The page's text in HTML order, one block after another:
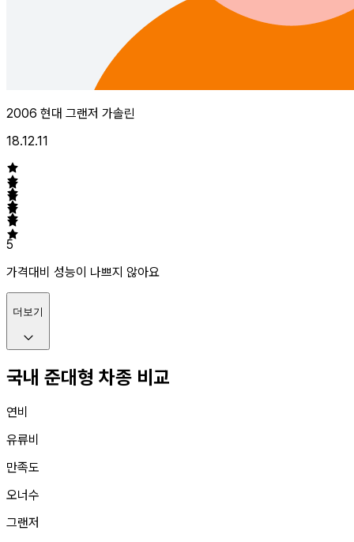
2006 현대 그랜저 가솔린
18.12.11
5
가격대비 성능이 나쁘지 않아요
더보기
국내 준대형 차종 비교
연비
유류비
만족도
오너수
그랜저